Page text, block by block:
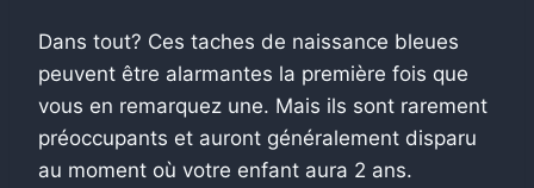
Dans tout? Ces taches de naissance bleues
peuvent être alarmantes la première fois que
vous en remarquez une. Mais ils sont rarement
préoccupants et auront généralement disparu
au moment où votre enfant aura 2 ans.